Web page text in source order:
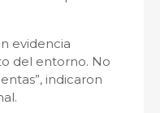
evidencia
del entorno. No
indicaron